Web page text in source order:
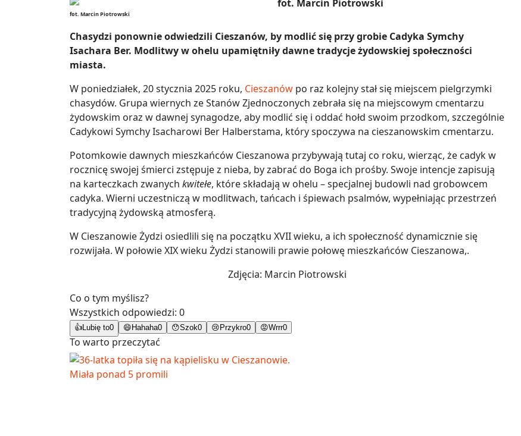
fot. Marcin Piotrowski
Chasydzi ponownie odwiedzili Cieszanów, by modlić się przy grobie Cadyka Symchy
Isachara Ber. Modlitwy w ohelu upamiętniły dawne tradycje żydowskiej społeczności
miasta.
W poniedziałek, 20 stycznia 2025 roku, Cieszanów po raz kolejny stał się miejscem pielgrzymki
chasydów. Grupa wiernych ze Stanów Zjednoczonych zebrała się na miejscowym cmentarzu
żydowskim oraz w dawnej synagodze, aby modlić się i oddać hołd swoim przodkom, szczególnie
Cadykowi Symchy Isacharowi Ber Halberstama, który spoczywa na cieszanowskim cmentarzu.
Potomkowie dawnych mieszkańców Cieszanowa przybywają tutaj co roku, wierząc, że cadyk w
rocznicę swojej śmierci zstępuje z nieba, by zabrać do Boga ich prośby. Swoje intencje zapisują
na karteczkach zwanych kwitełe, które składają w ohelu – specjalnej budowli nad grobowcem
cadyka. Wierni uczestniczą w modlitwach, tańcach i śpiewach psalmów, wypełniając przestrzeń
tradycyjną żydowską atmosferą.
W Cieszanowie Żydzi osiedlili się na początku XVII wieku, a ich społeczność dynamicznie się
rozwijała. W połowie XIX wieku Żydzi stanowili prawie połowę mieszkańców Cieszanowa,.
Zdjęcia: Marcin Piotrowski
Co o tym myślisz?
Wszystkich odpowiedzi: 0
👍Lubię to0 😄 Hahaha0 😯Szok0 😢 Przykro0 😡Wrrr0
To warto przeczytać